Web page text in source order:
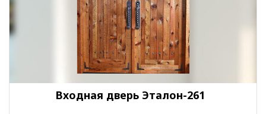
Входная дверь Эталон-261